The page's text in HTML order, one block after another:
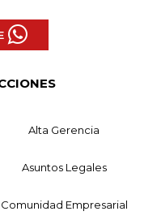
Alta Gerencia
Asuntos Legales
Comunidad Empresarial